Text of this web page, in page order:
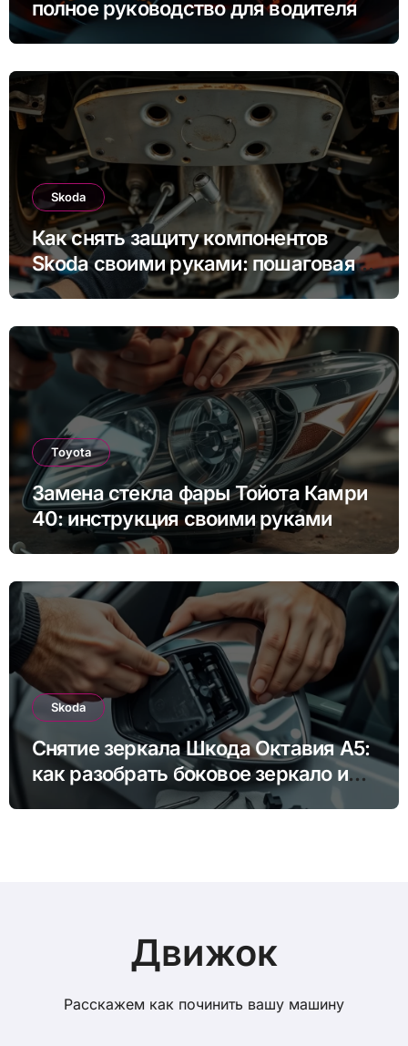
полное руководство для водителя
Skoda
Как снять защиту компонентов
Skoda своими руками: пошаговая
инструкция для Rapid, Octavia и
Toyota
Замена стекла фары Тойота Камри
40: инструкция своими руками
Skoda
Снятие зеркала Шкода Октавия А5:
как разобрать боковое зеркало и
снять зеркальный элемент своими
Движок
Расскажем как починить вашу машину